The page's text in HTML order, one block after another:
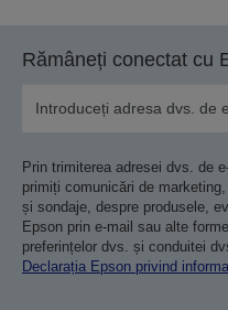
Rămâneți conectat cu
Prin trimiterea adresei dvs. de
primiți comunicări de
și sondaje, despre produsele,
Epson prin e-mail sau alte
preferințelor dvs. și conduitei
Declarația Epson privind